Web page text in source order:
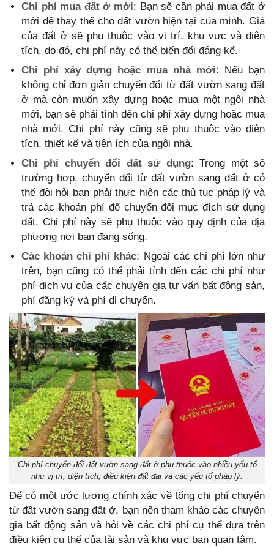
Chi phí mua đất ở mới: Bạn sẽ cần phải mua đất ở
mới để thay thế cho đất vườn hiện tại của mình. Giá
của đất ở sẽ phụ thuộc vào vị trí, khu vực và diện
tích, do đó, chi phí này có thể biến đổi đáng kể.
Chi phí xây dựng hoặc mua nhà mới: Nếu bạn
không chỉ đơn giản chuyển đổi từ đất vườn sang đất
ở mà còn muốn xây dựng hoặc mua một ngôi nhà
mới, bạn sẽ phải tính đến chi phí xây dựng hoặc mua
nhà mới. Chi phí này cũng sẽ phụ thuộc vào diện
tích, thiết kế và tiện ích của ngôi nhà.
Chi phí chuyển đổi đất sử dụng: Trong một số
trường hợp, chuyển đổi từ đất vườn sang đất ở có
thể đòi hỏi bạn phải thực hiện các thủ tục pháp lý và
trả các khoản phí để chuyển đổi mục đích sử dụng
đất. Chi phí này sẽ phụ thuộc vào quy định của địa
phương nơi bạn đang sống.
Các khoản chi phí khác: Ngoài các chi phí lớn như
trên, bạn cũng có thể phải tính đến các chi phí như
phí dịch vụ của các chuyên gia tư vấn bất động sản,
phí đăng ký và phí di chuyển.
Chi phí chuyển đổi đất vườn sang đất ở phụ thuộc vào nhiều yếu tố
như vị trí, diện tích, điều kiện đất đai và các yếu tố pháp lý.
Để có một ước lượng chính xác về tổng chi phí chuyển
từ đất vườn sang đất ở, bạn nên tham khảo các chuyên
gia bất động sản và hỏi về các chi phí cụ thể dựa trên
điều kiện cụ thể của tài sản và khu vực bạn quan tâm.